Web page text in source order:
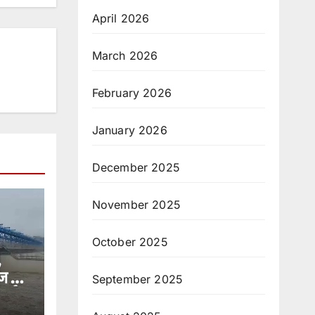
से
April 2026
March 2026
February 2026
January 2026
December 2025
November 2025
October 2025
September 2025